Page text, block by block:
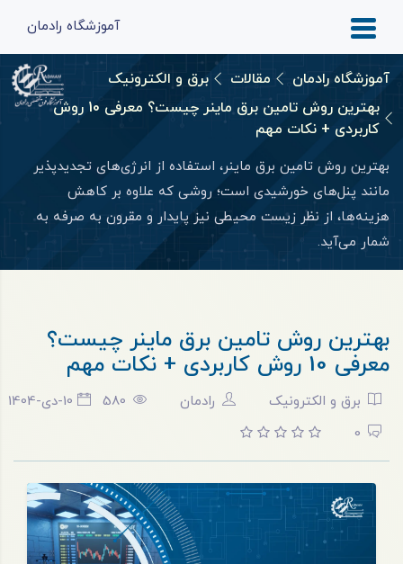
آموزشگاه رادمان
آموزشگاه رادمان مقالات
برق و الکترونیک
بهترین روش تامین برق ماینر چیست؟ معرفی 10 روش
کاربردی + نکات مهم
بهترین روش تامین برق ماینر، استفاده از انرژی‌های تجدیدپذیر
مانند پنل‌های خورشیدی است؛ روشی که علاوه بر کاهش
هزینه‌ها، از نظر زیست‌ محیطی نیز پایدار و مقرون ‌به ‌صرفه به
شمار می‌آید.
بهترین روش تامین برق ماینر چیست؟
معرفی 10 روش کاربردی + نکات مهم
برق و الکترونیک رادمان 580
10-دی-1404
0